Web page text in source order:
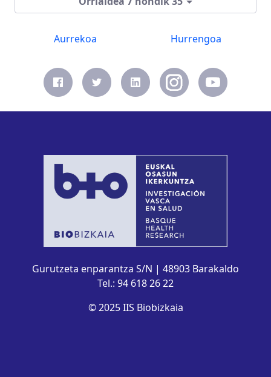
Aurrekoa Hurrengoa
Gurutzeta enparantza S/N | 48903 Barakaldo
Tel.: 94 618 26 22
© 2025 IIS Biobizkaia